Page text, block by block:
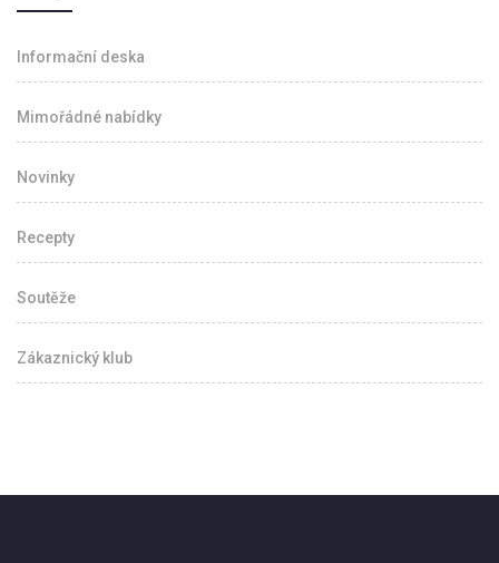
Informační deska
Mimořádné nabídky
Novinky
Recepty
Soutěže
Zákaznický klub